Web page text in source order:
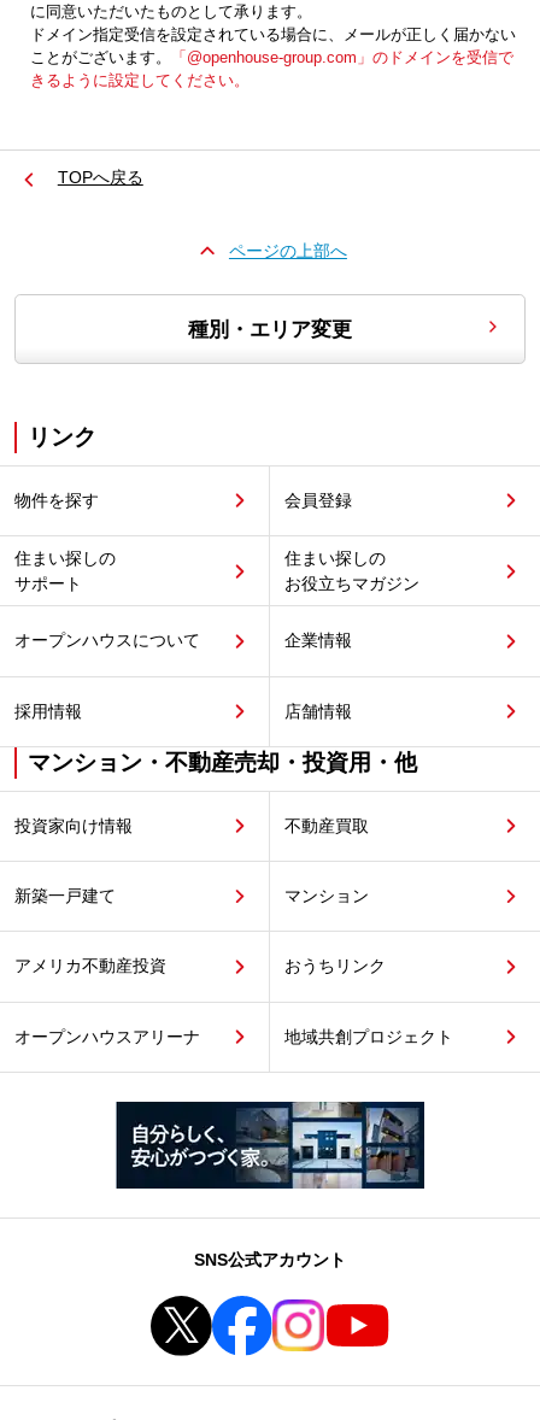
に同意いただいたものとして承ります。
ドメイン指定受信を設定されている場合に、メールが正しく届かない
ことがございます。
「@openhouse-group.com」のドメインを受信で
きるように設定してください。
TOPへ戻る
ページの上部へ
種別・エリア変更
リンク
物件を探す 会員登録
住まい探しの
サポート
住まい探しの
お役立ちマガジン
オープンハウスについて 企業情報
採用情報 店舗情報
マンション・不動産売却・投資用・他
投資家向け情報 不動産買取
新築一戸建て マンション
アメリカ不動産投資 おうちリンク
オープンハウスアリーナ 地域共創プロジェクト
SNS公式アカウント